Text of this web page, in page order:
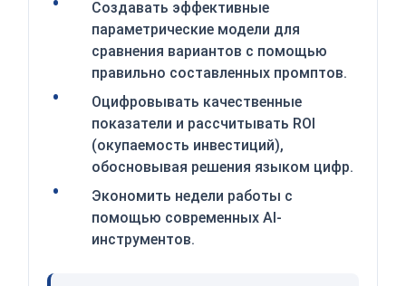
Создавать эффективные
параметрические модели для
сравнения вариантов с помощью
правильно составленных промптов.
Оцифровывать качественные
показатели и рассчитывать ROI
(окупаемость инвестиций),
обосновывая решения языком цифр.
Экономить недели работы с
помощью современных AI-
инструментов.